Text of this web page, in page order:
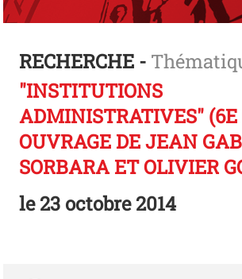
RECHERCHE -
"INSTITUTIONS
ADMINISTRATIVES"
OUVRAGE DE JEAN
SORBARA ET OLIVIER
le23 octobre 2014